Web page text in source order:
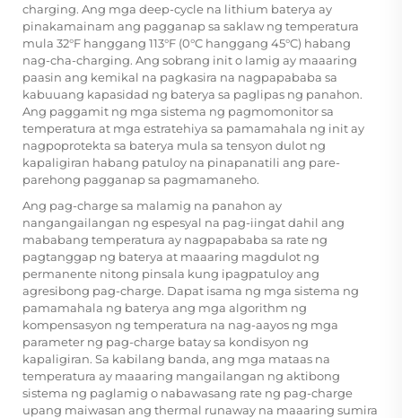
charging. Ang mga deep-cycle na lithium baterya ay
pinakamainam ang pagganap sa saklaw ng temperatura
mula 32°F hanggang 113°F (0°C hanggang 45°C) habang
nag-cha-charging. Ang sobrang init o lamig ay maaaring
paasin ang kemikal na pagkasira na nagpapababa sa
kabuuang kapasidad ng baterya sa paglipas ng panahon.
Ang paggamit ng mga sistema ng pagmomonitor sa
temperatura at mga estratehiya sa pamamahala ng init ay
nagpoprotekta sa baterya mula sa tensyon dulot ng
kapaligiran habang patuloy na pinapanatili ang pare-
parehong pagganap sa pagmamaneho.
Ang pag-charge sa malamig na panahon ay
nangangailangan ng espesyal na pag-iingat dahil ang
mababang temperatura ay nagpapababa sa rate ng
pagtanggap ng baterya at maaaring magdulot ng
permanente nitong pinsala kung ipagpatuloy ang
agresibong pag-charge. Dapat isama ng mga sistema ng
pamamahala ng baterya ang mga algorithm ng
kompensasyon ng temperatura na nag-aayos ng mga
parameter ng pag-charge batay sa kondisyon ng
kapaligiran. Sa kabilang banda, ang mga mataas na
temperatura ay maaaring mangailangan ng aktibong
sistema ng paglamig o nabawasang rate ng pag-charge
upang maiwasan ang thermal runaway na maaaring sumira